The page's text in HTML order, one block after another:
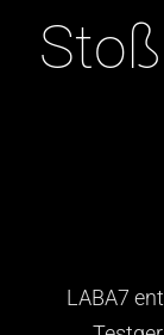
LABA7